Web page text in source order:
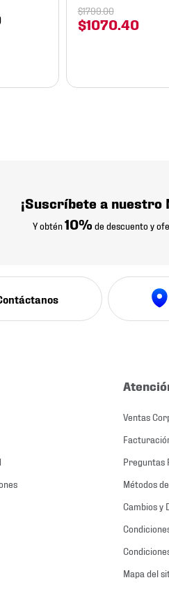
$1070. 40
$1799.00
¡Suscríbete a nuestro
Y obtén10% de descuento y
Ventas
Preguntas
Métodos
Cambios y
Mapa del